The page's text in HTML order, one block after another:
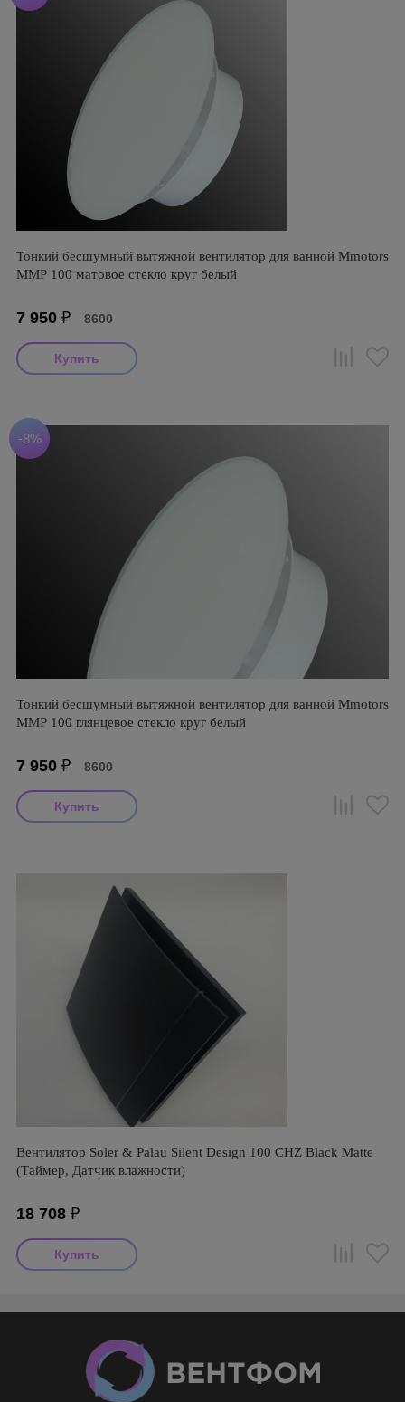
Тонкий бесшумный вытяжной вентилятор для ванной Mmotors
ММР 100 матовое стекло круг белый
7 950 ₽ 8600
-8%
Тонкий бесшумный вытяжной вентилятор для ванной Mmotors
ММР 100 глянцевое стекло круг белый
7 950 ₽ 8600
Вентилятор Soler & Palau Silent Design 100 CHZ Black Matte
(Таймер, Датчик влажности)
18 708 ₽